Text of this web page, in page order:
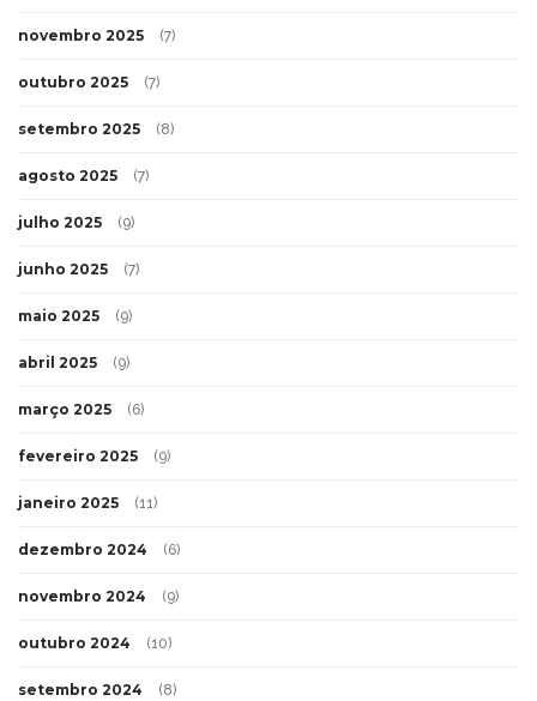
novembro 2025 (7)
outubro 2025 (7)
setembro 2025 (8)
agosto 2025 (7)
julho 2025 (9)
junho 2025 (7)
maio 2025 (9)
abril 2025 (9)
março 2025 (6)
fevereiro 2025 (9)
janeiro 2025 (11)
dezembro 2024 (6)
novembro 2024 (9)
outubro 2024 (10)
setembro 2024 (8)